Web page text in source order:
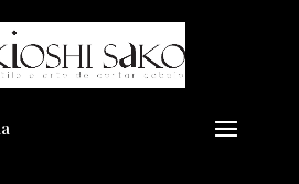
em transformar seu
Visual??